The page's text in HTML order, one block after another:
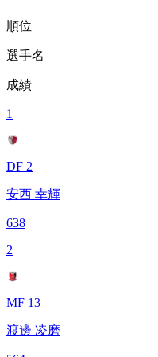
順位
選手名
成績
1
DF 2
安西 幸輝
638
2
MF 13
渡邊 凌磨